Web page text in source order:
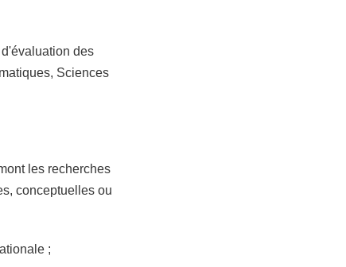
des
Sciences
les recherches
conceptuelles ou
;